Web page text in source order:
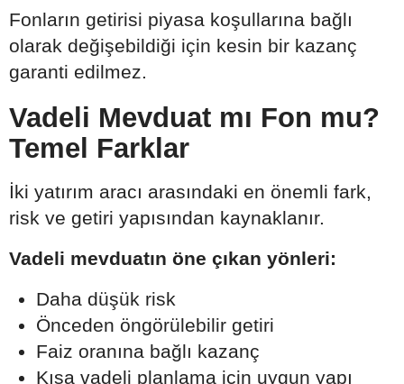
Fonların getirisi piyasa koşullarına bağlı
olarak değişebildiği için kesin bir kazanç
garanti edilmez.
Vadeli Mevduat mı Fon mu?
Temel Farklar
İki yatırım aracı arasındaki en önemli fark,
risk ve getiri yapısından kaynaklanır.
Vadeli mevduatın öne çıkan yönleri:
Daha düşük risk
Önceden öngörülebilir getiri
Faiz oranına bağlı kazanç
Kısa vadeli planlama için uygun yapı